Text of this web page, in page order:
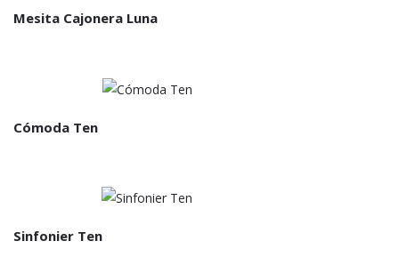
Mesita Cajonera Luna
Cómoda Ten
Sinfonier Ten